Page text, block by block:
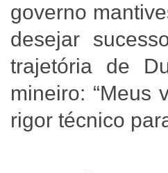
governo
desejar
trajetória de
mineiro: “Meus
rigor técnico